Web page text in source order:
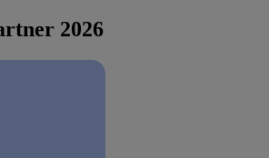
2026